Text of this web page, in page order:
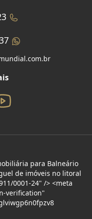
para Balneário
de imóveis no litoral
0001-24" /> <meta
verification"